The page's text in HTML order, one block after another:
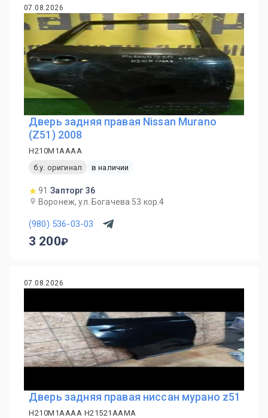
07.08.2026
Дверь задняя правая Nissan Murano
(Z51) 2008
H210M1AAAA
б.у. оригинал
в наличии
91 Запторг 36
Воронеж, ул. Богачева 53 кор.4
(980) 536-03-03
3 200
07.08.2026
Дверь задняя правая ниссан мурано z51
H210M1AAAA H21521AAMA